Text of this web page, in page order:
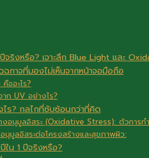
จริงหรือ? เจาะลึก Blue Light และ
กาจที่มองไม่เห็นจากหน้าจอมือถือ
ออะไร?
ก UV อย่างไร?
ไร? กลไกที่ซับซ้อนกว่าที่คิด
อนุมูลอิสระ (Oxidative Stress): ตัวการทำ
นุมูลอิสระต่อโครงสร้างและสุขภาพผิว:
ใน 1 ปีจริงหรือ?